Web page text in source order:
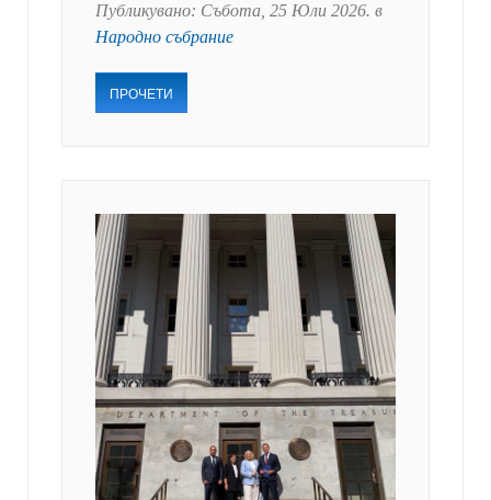
Публикувано: Събота, 25 Юли 2026. в
Народно събрание
ПРОЧЕТИ